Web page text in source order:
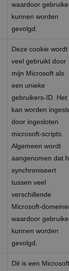
waardoor
kunnen worden
gevolgd.
Deze cookie wordt
veel gebruikt door
mijn Microsoft als
een unieke
gebruikers-ID. Het
kan worden
door ingesloten
microsoft-scripts.
Algemeen wordt
aangenomen dat
synchroniseert
tussen veel
verschillende
Microsoft-
waardoor
kunnen worden
gevolgd.
Dit is een Microsoft